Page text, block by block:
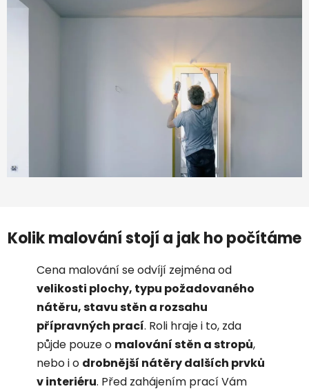
Kolik malování stojí a jak ho počítáme
Cena malování se odvíjí zejména od
velikosti plochy, typu požadovaného
nátěru, stavu stěn a rozsahu
přípravných prací. Roli hraje i to, zda
půjde pouze o malování stěn a stropů,
nebo i o drobnější nátěry dalších prvků
v interiéru. Před zahájením prací Vám